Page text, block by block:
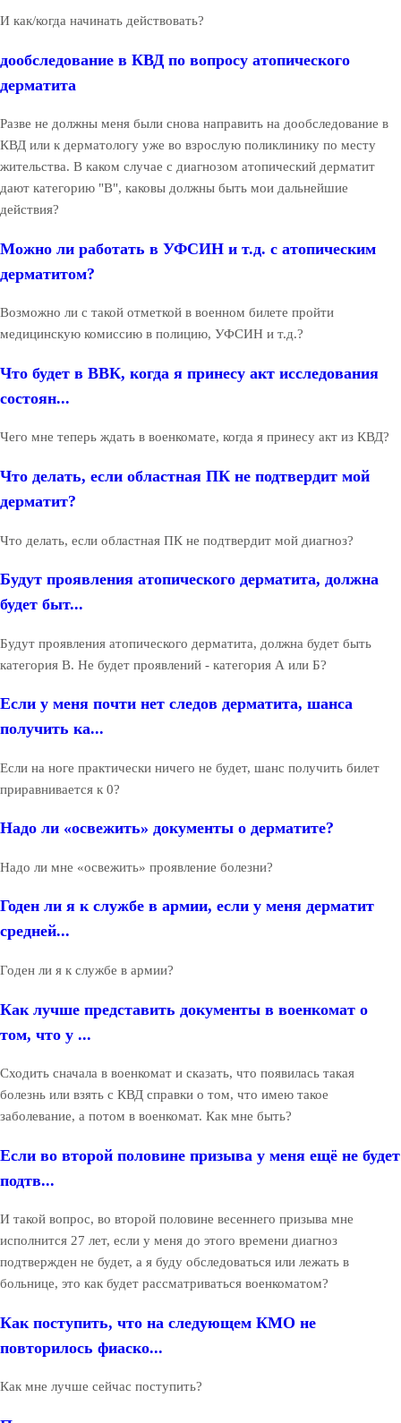
И как/когда начинать действовать?
дообследование в КВД по вопросу атопического
дерматита
Разве не должны меня были снова направить на дообследование в
КВД или к дерматологу уже во взрослую поликлинику по месту
жительства. В каком случае с диагнозом атопический дерматит
дают категорию "В", каковы должны быть мои дальнейшие
действия?
Можно ли работать в УФСИН и т.д. с атопическим
дерматитом?
Возможно ли с такой отметкой в военном билете пройти
медицинскую комиссию в полицию, УФСИН и т.д.?
Что будет в ВВК, когда я принесу акт исследования
состоян...
Чего мне теперь ждать в военкомате, когда я принесу акт из КВД?
Что делать, если областная ПК не подтвердит мой
дерматит?
Что делать, если областная ПК не подтвердит мой диагноз?
Будут проявления атопического дерматита, должна
будет быт...
Будут проявления атопического дерматита, должна будет быть
категория В. Не будет проявлений - категория А или Б?
Если у меня почти нет следов дерматита, шанса
получить ка...
Если на ноге практически ничего не будет, шанс получить билет
приравнивается к 0?
Надо ли «освежить» документы о дерматите?
Надо ли мне «освежить» проявление болезни?
Годен ли я к службе в армии, если у меня дерматит
средней...
Годен ли я к службе в армии?
Как лучше представить документы в военкомат о
том, что у ...
Сходить сначала в военкомат и сказать, что появилась такая
болезнь или взять с КВД справки о том, что имею такое
заболевание, а потом в военкомат. Как мне быть?
Если во второй половине призыва у меня ещё не будет
подтв...
И такой вопрос, во второй половине весеннего призыва мне
исполнится 27 лет, если у меня до этого времени диагноз
подтвержден не будет, а я буду обследоваться или лежать в
больнице, это как будет рассматриваться военкоматом?
Как поступить, что на следующем КМО не
повторилось фиаско...
Как мне лучше сейчас поступить?